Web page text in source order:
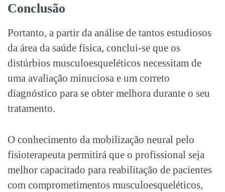
Conclusão
Portanto, a partir da análise de tantos estudiosos
da área da saúde física, conclui-se que os
distúrbios musculoesqueléticos necessitam de
uma avaliação minuciosa e um correto
diagnóstico para se obter melhora durante o seu
tratamento.
O conhecimento da mobilização neural pelo
fisioterapeuta permitirá que o profissional seja
melhor capacitado para reabilitação de pacientes
com comprometimentos musculoesqueléticos,